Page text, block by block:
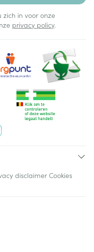
zich in voor onze
privacy policy.
disclaimer Cookies